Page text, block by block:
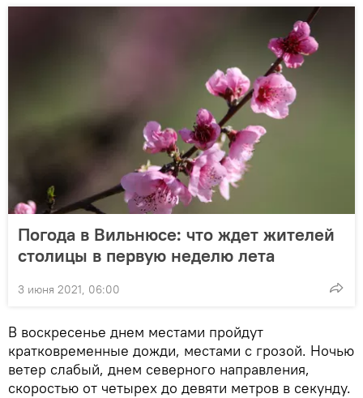
Погода в Вильнюсе: что ждет жителей
столицы в первую неделю лета
3 июня 2021, 06:00
В воскресенье днем местами пройдут
кратковременные дожди, местами с грозой. Ночью
ветер слабый, днем северного направления,
скоростью от четырех до девяти метров в секунду.